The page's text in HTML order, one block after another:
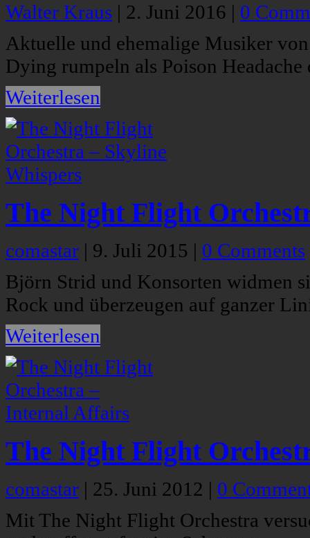
Walter Kraus | 2. Juni 2016 | 0
Aktuelle und ehemalige Musiker
Dying rumpeln als Poison
Weiterlesen
The Night Flight
comastar | 9. Juli 2015 | 0 Comments
Björn Strid und Konsorten widmen
Rock und überzeugen auf ganzer
Weiterlesen
The Night Flight
comastar | 25. Juni 2012 | 0
Mit The Night Flight Orchestra